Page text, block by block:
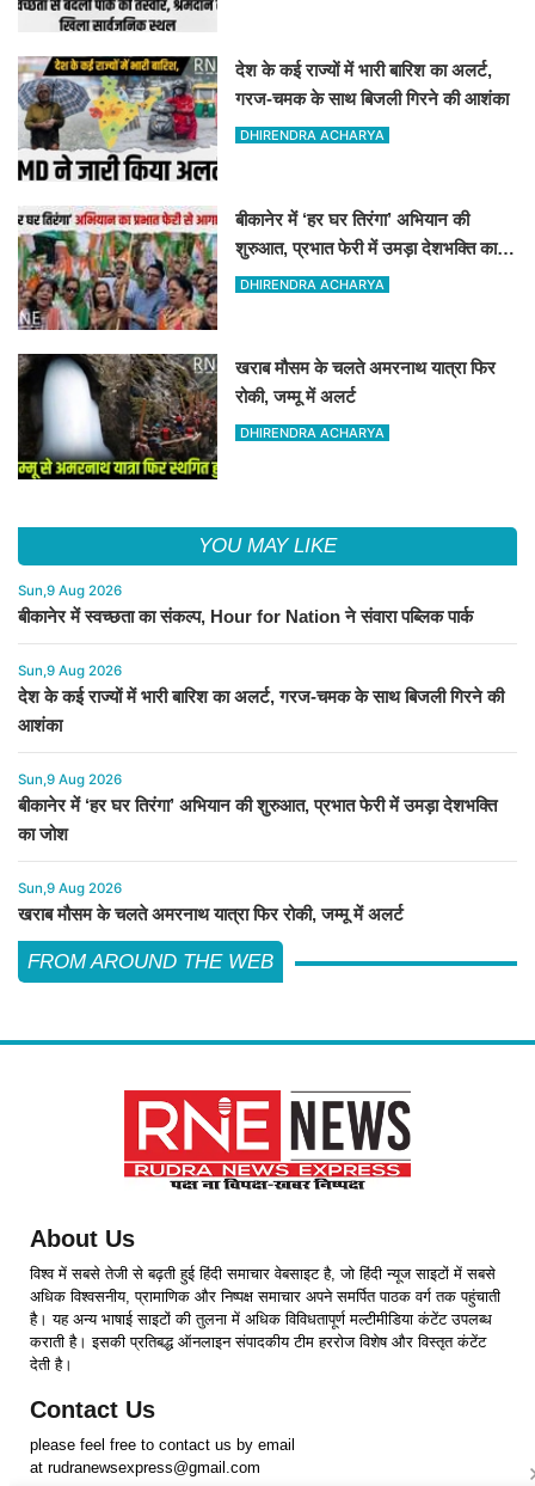
देश के कई राज्यों में भारी बारिश का अलर्ट,
गरज-चमक के साथ बिजली गिरने की आशंका
DHIRENDRA ACHARYA
बीकानेर में ‘हर घर तिरंगा’ अभियान की
शुरुआत, प्रभात फेरी में उमड़ा देशभक्ति का
जोश
DHIRENDRA ACHARYA
खराब मौसम के चलते अमरनाथ यात्रा फिर
रोकी, जम्मू में अलर्ट
DHIRENDRA ACHARYA
YOU MAY LIKE
Sun,9 Aug 2026
बीकानेर में स्वच्छता का संकल्प, Hour for Nation ने संवारा पब्लिक पार्क
Sun,9 Aug 2026
देश के कई राज्यों में भारी बारिश का अलर्ट, गरज-चमक के साथ बिजली गिरने की
आशंका
Sun,9 Aug 2026
बीकानेर में ‘हर घर तिरंगा’ अभियान की शुरुआत, प्रभात फेरी में उमड़ा देशभक्ति
का जोश
Sun,9 Aug 2026
खराब मौसम के चलते अमरनाथ यात्रा फिर रोकी, जम्मू में अलर्ट
FROM AROUND THE WEB
About Us
विश्व में सबसे तेजी से बढ़ती हुई हिंदी समाचार वेबसाइट है, जो हिंदी न्यूज साइटों में सबसे
अधिक विश्वसनीय, प्रामाणिक और निष्पक्ष समाचार अपने समर्पित पाठक वर्ग तक पहुंचाती
है। यह अन्य भाषाई साइटों की तुलना में अधिक विविधतापूर्ण मल्टीमीडिया कंटेंट उपलब्ध
कराती है। इसकी प्रतिबद्ध ऑनलाइन संपादकीय टीम हररोज विशेष और विस्तृत कंटेंट
देती है।
Contact Us
please feel free to contact us by email
at rudranewsexpress@gmail.com